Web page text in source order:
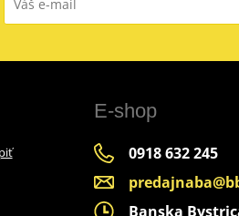
E-shop
0918 632 245
Banska